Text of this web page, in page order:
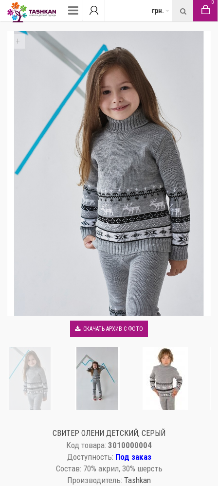
грн.
0
+
СКАЧАТЬ АРХИВ С ФОТО
СВИТЕР ОЛЕНИ ДЕТСКИЙ, СЕРЫЙ
Код товара: 3010000004
Доступность: Под заказ
Состав: 70% акрил, 30% шерсть
Производитель: Tashkan